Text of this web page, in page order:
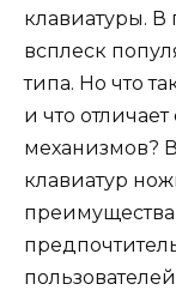
клавиатуры.
всплеск
типа. Но что
и что
механизмов?
клавиатур